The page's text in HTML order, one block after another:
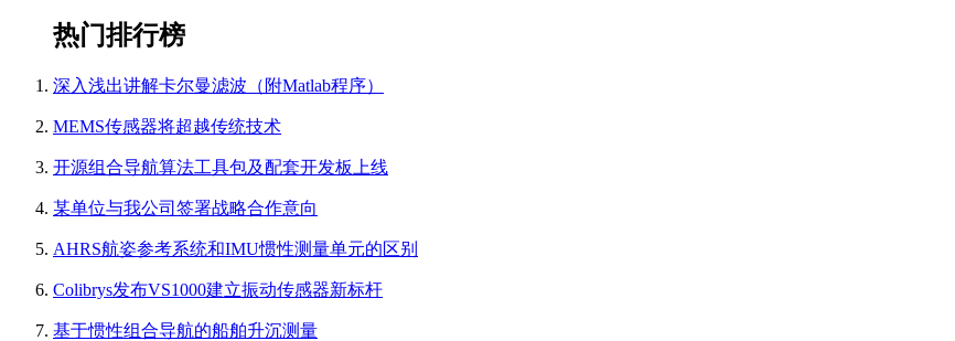
热门排行榜
深入浅出讲解卡尔曼滤波（附Matlab程序）
MEMS传感器将超越传统技术
开源组合导航算法工具包及配套开发板上线
某单位与我公司签署战略合作意向
AHRS航姿参考系统和IMU惯性测量单元的区别
Colibrys发布VS1000建立振动传感器新标杆
基于惯性组合导航的船舶升沉测量